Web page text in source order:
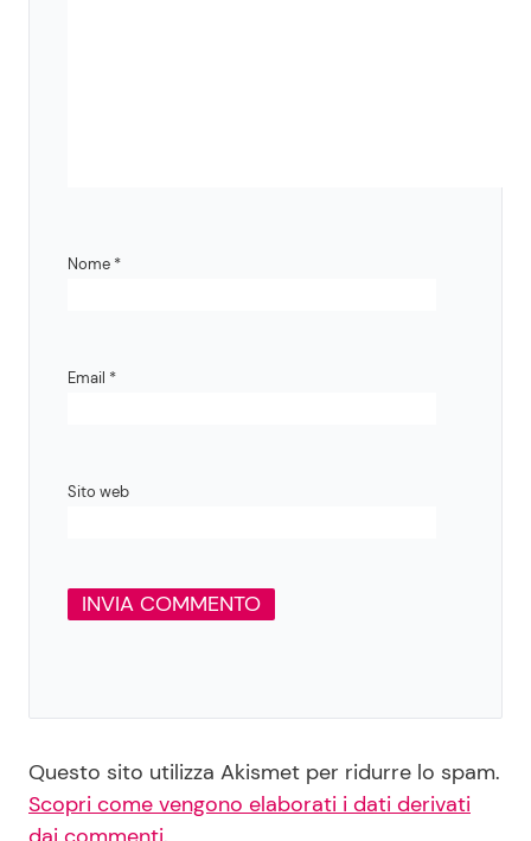
Nome *
Email *
Sito web
Questo sito utilizza Akismet per ridurre lo spam.
Scopri come vengono elaborati i dati derivati